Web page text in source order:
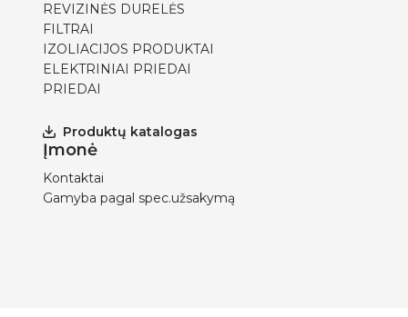
REVIZINĖS DURELĖS
FILTRAI
IZOLIACIJOS PRODUKTAI
ELEKTRINIAI PRIEDAI
PRIEDAI
Produktų katalogas
Įmonė
Kontaktai
Gamyba pagal spec.užsakymą